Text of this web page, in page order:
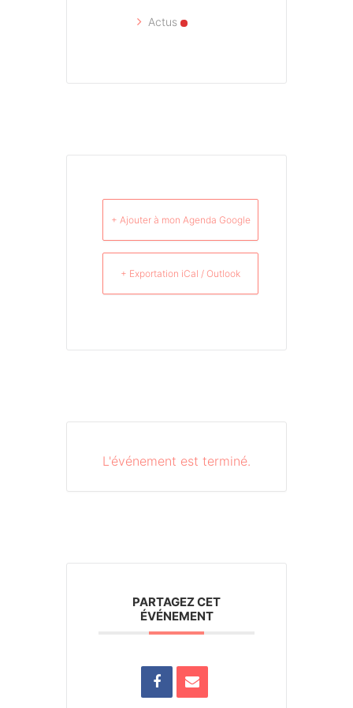
Actus
+ Ajouter à mon Agenda Google
+ Exportation iCal / Outlook
L'événement est terminé.
PARTAGEZ CET
ÉVÉNEMENT